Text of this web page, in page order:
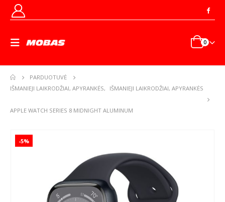
0
PARDUOTUVĖ
IŠMANIEJI LAIKRODŽIAI, APYRANKĖS, IŠMANIEJI LAIKRODŽIAI, APYRANKĖS
APPLE WATCH SERIES 8 MIDNIGHT ALUMINUM
-5%